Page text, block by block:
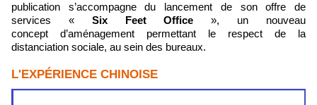
publication s’accompagne du lancement de son offre de
services « Six Feet Office», un nouveau
concept d’aménagement permettant le respect de la
distanciation sociale, au sein des bureaux.
L'EXPÉRIENCE CHINOISE